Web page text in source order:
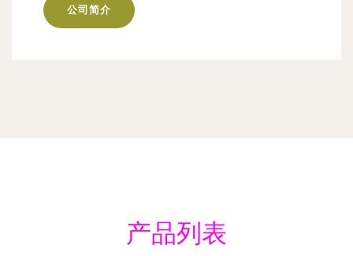
公司简介
产品列表